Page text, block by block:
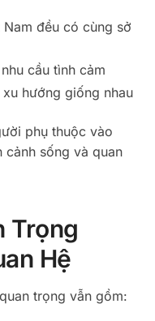
đều có cùng sở
cầu tình cảm
hướng giống nhau
phụ thuộc vào
cảnh sống và quan
Trọng
Hệ
trọng vẫn gồm: